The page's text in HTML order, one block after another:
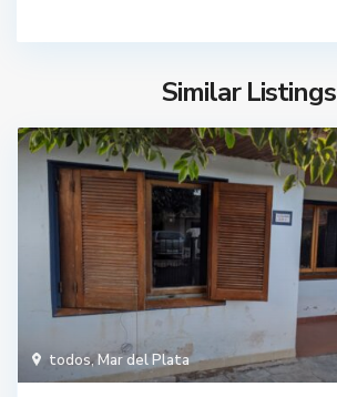
Similar Listings
todos,Mar del Plata